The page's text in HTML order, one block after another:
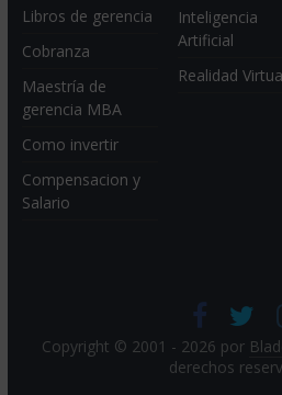
Libros de gerencia
Cobranza
Maestría de
gerencia MBA
Como invertir
Compensacion y
Salario
Inteligencia
Artificial
Realidad
Copyright © 2001 - 2026 por
derechos